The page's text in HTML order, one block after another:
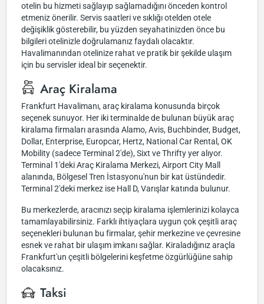
otelin bu hizmeti sağlayıp sağlamadığını önceden kontrol
etmeniz önerilir. Servis saatleri ve sıklığı otelden otele
değişiklik gösterebilir, bu yüzden seyahatinizden önce bu
bilgileri otelinizle doğrulamanız faydalı olacaktır.
Havalimanından otelinize rahat ve pratik bir şekilde ulaşım
için bu servisler ideal bir seçenektir.
Araç Kiralama
Frankfurt Havalimanı, araç kiralama konusunda birçok
seçenek sunuyor. Her iki terminalde de bulunan büyük araç
kiralama firmaları arasında Alamo, Avis, Buchbinder, Budget,
Dollar, Enterprise, Europcar, Hertz, National Car Rental, OK
Mobility (sadece Terminal 2'de), Sixt ve Thrifty yer alıyor.
Terminal 1'deki Araç Kiralama Merkezi, Airport City Mall
alanında, Bölgesel Tren İstasyonu'nun bir kat üstündedir.
Terminal 2'deki merkez ise Hall D, Varışlar katında bulunur.
Bu merkezlerde, aracınızı seçip kiralama işlemlerinizi kolayca
tamamlayabilirsiniz. Farklı ihtiyaçlara uygun çok çeşitli araç
seçenekleri bulunan bu firmalar, şehir merkezine ve çevresine
esnek ve rahat bir ulaşım imkanı sağlar. Kiraladığınız araçla
Frankfurt'un çeşitli bölgelerini keşfetme özgürlüğüne sahip
olacaksınız.
Taksi